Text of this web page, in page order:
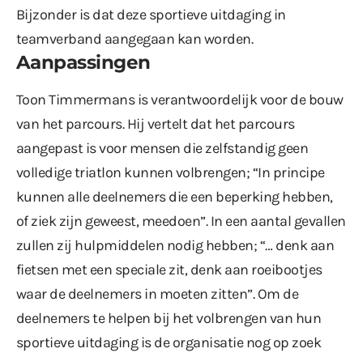
Bijzonder is dat deze sportieve uitdaging in
teamverband aangegaan kan worden.
Aanpassingen
Toon Timmermans is verantwoordelijk voor de bouw
van het parcours. Hij vertelt dat het parcours
aangepast is voor mensen die zelfstandig geen
volledige triatlon kunnen volbrengen; “In principe
kunnen alle deelnemers die een beperking hebben,
of ziek zijn geweest, meedoen”. In een aantal gevallen
zullen zij hulpmiddelen nodig hebben; “… denk aan
fietsen met een speciale zit, denk aan roeibootjes
waar de deelnemers in moeten zitten”. Om de
deelnemers te helpen bij het volbrengen van hun
sportieve uitdaging is de organisatie nog op zoek